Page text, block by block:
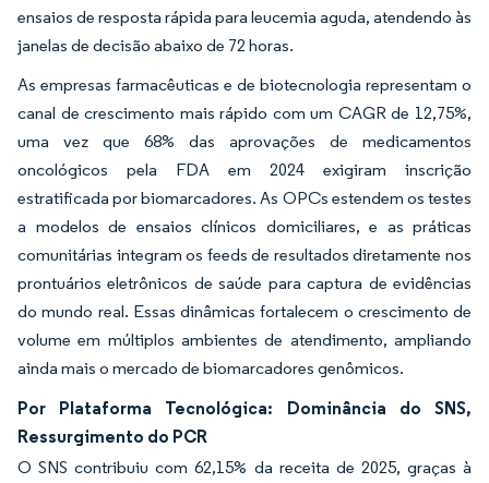
ensaios de resposta rápida para leucemia aguda, atendendo às
janelas de decisão abaixo de 72 horas.
As empresas farmacêuticas e de biotecnologia representam o
canal de crescimento mais rápido com um CAGR de 12,75%,
uma vez que 68% das aprovações de medicamentos
oncológicos pela FDA em 2024 exigiram inscrição
estratificada por biomarcadores. As OPCs estendem os testes
a modelos de ensaios clínicos domiciliares, e as práticas
comunitárias integram os feeds de resultados diretamente nos
prontuários eletrônicos de saúde para captura de evidências
do mundo real. Essas dinâmicas fortalecem o crescimento de
volume em múltiplos ambientes de atendimento, ampliando
ainda mais o mercado de biomarcadores genômicos.
Por Plataforma Tecnológica: Dominância do SNS,
Ressurgimento do PCR
O SNS contribuiu com 62,15% da receita de 2025, graças à